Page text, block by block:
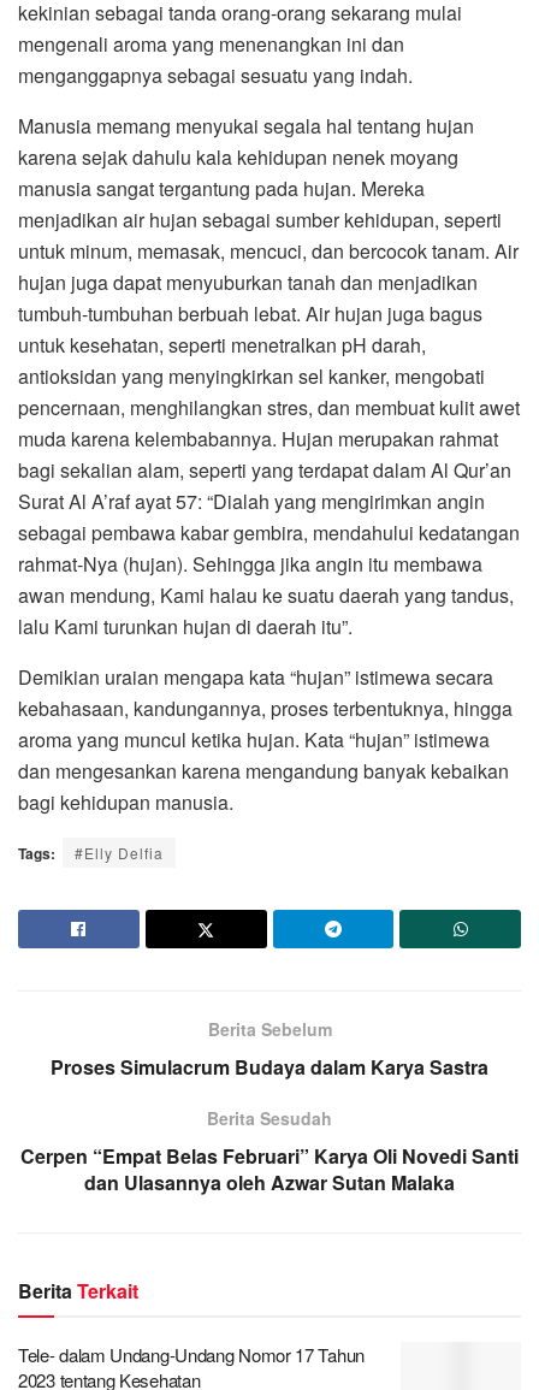
kekinian sebagai tanda orang-orang sekarang mulai
mengenali aroma yang menenangkan ini dan
menganggapnya sebagai sesuatu yang indah.
Manusia memang menyukai segala hal tentang hujan
karena sejak dahulu kala kehidupan nenek moyang
manusia sangat tergantung pada hujan. Mereka
menjadikan air hujan sebagai sumber kehidupan, seperti
untuk minum, memasak, mencuci, dan bercocok tanam. Air
hujan juga dapat menyuburkan tanah dan menjadikan
tumbuh-tumbuhan berbuah lebat. Air hujan juga bagus
untuk kesehatan, seperti menetralkan pH darah,
antioksidan yang menyingkirkan sel kanker, mengobati
pencernaan, menghilangkan stres, dan membuat kulit awet
muda karena kelembabannya. Hujan merupakan rahmat
bagi sekalian alam, seperti yang terdapat dalam Al Qur’an
Surat Al A’raf ayat 57: “Dialah yang mengirimkan angin
sebagai pembawa kabar gembira, mendahului kedatangan
rahmat-Nya (hujan). Sehingga jika angin itu membawa
awan mendung, Kami halau ke suatu daerah yang tandus,
lalu Kami turunkan hujan di daerah itu”.
Demikian uraian mengapa kata “hujan” istimewa secara
kebahasaan, kandungannya, proses terbentuknya, hingga
aroma yang muncul ketika hujan. Kata “hujan” istimewa
dan mengesankan karena mengandung banyak kebaikan
bagi kehidupan manusia.
Tags: #Elly Delfia
Berita Sebelum
Proses Simulacrum Budaya dalam Karya Sastra
Berita Sesudah
Cerpen “Empat Belas Februari” Karya Oli Novedi Santi
dan Ulasannya oleh Azwar Sutan Malaka
BeritaTerkait
Tele- dalam Undang-Undang Nomor 17 Tahun
2023 tentang Kesehatan